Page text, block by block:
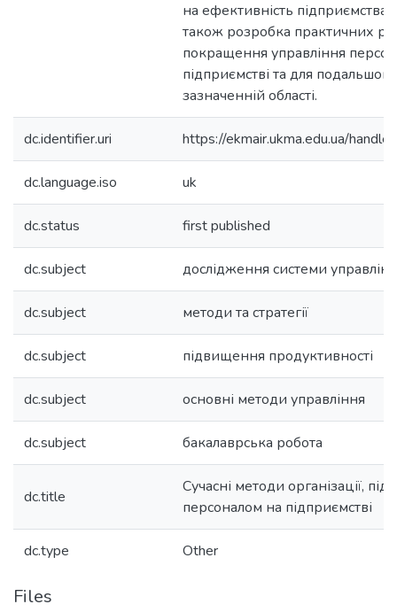
на ефективність підприємства
також розробка практичних
покращення управління
підприємстві та для
зазначенній області.
dc.identifier.uri https://ekmair.ukma.edu.ua/
dc.language.iso uk
dc.status first published
dc.subject дослідження системи
dc.subject методи та стратегії
dc.subject підвищення продуктивності
dc.subject основні методи управління
dc.subject бакалаврська робота
dc.title
Сучасні методи організації,
персоналом на підприємстві
dc.type Other
Files